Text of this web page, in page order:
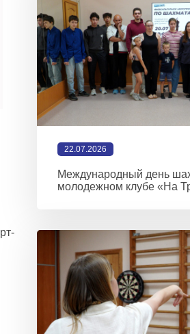
22.07.2026
Международный день
молодежном клубе «На